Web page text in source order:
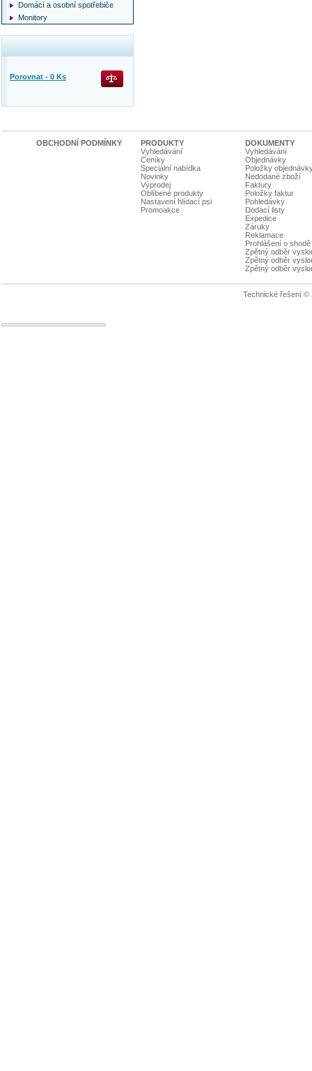
Domácí a osobní spotřebiče
Monitory
Porovnat - 0 Ks
OBCHODNÍ PODMÍNKY
PRODUKTY
Vyhledávání
Ceníky
Speciální nabídka
Novinky
Výprodej
Oblíbené produkty
Nastavení hlídací psi
Promoakce
DOKUMENTY
Vyhledávání
Objednávky
Položky
Nedodané zboží
Faktury
Položky faktur
Pohledávky
Dodací listy
Expedice
Záruky
Reklamace
Prohlášení o shodě
Zpětný odběr
Zpětný odběr
Zpětný odběr
Technické řešení ©